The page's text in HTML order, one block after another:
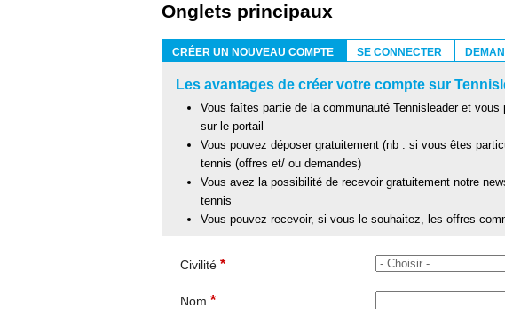
Onglets principaux
CRÉER UN NOUVEAU COMPTE
SE CONNECTER
Les avantages de créer votre compte sur
Vous faîtes partie de la communauté Tennisleader et
sur le portail
Vous pouvez déposer gratuitement (nb : si vous êtes
tennis (offres et/ ou demandes)
Vous avez la possibilité de recevoir gratuitement notre
tennis
Vous pouvez recevoir, si vous le souhaitez, les offres
Civilité *
Nom *